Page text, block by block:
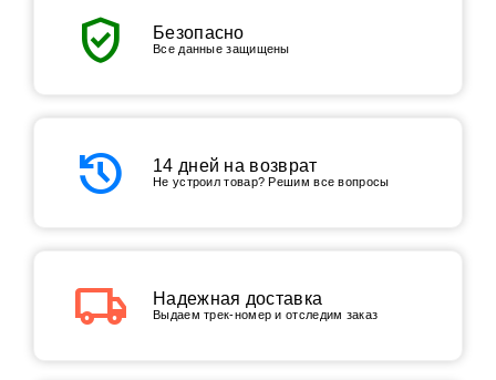
verified_user Безопасно
Все данные защищены
history 14 дней на возврат
Не устроил товар? Решим все вопросы
local_shipping Надежная доставка
Выдаем трек-номер и отследим заказ